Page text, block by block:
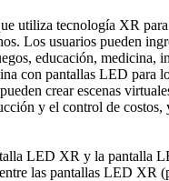
utiliza tecnología XR
Los usuarios pueden
educación, medicina,
con pantallas LED para
crear escenas
y el control de
LED XR y la pantalla
las pantallas LED XR